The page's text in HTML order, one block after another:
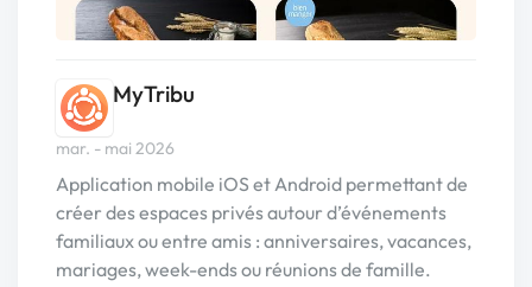
MyTribu
mar. - mai 2026
Application mobile iOS et Android permettant de
créer des espaces privés autour d’événements
familiaux ou entre amis : anniversaires, vacances,
mariages, week-ends ou réunions de famille.